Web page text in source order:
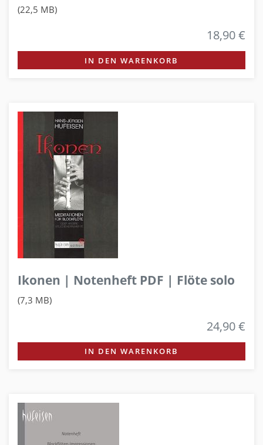
(22,5 MB)
18,90 €
IN DEN WARENKORB
Ikonen | Notenheft PDF | Flöte solo
(7,3 MB)
24,90 €
IN DEN WARENKORB